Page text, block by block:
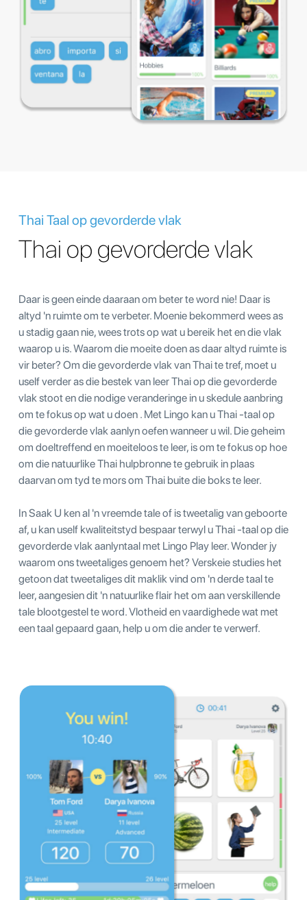
Thai Taal op gevorderde vlak
Thai op gevorderde vlak
Daar is geen einde daaraan om beter te word nie! Daar is
altyd 'n ruimte om te verbeter. Moenie bekommerd wees as
u stadig gaan nie, wees trots op wat u bereik het en die vlak
waarop u is. Waarom die moeite doen as daar altyd ruimte is
vir beter? Om die gevorderde vlak van Thai te tref, moet u
uself verder as die bestek van leer Thai op die gevorderde
vlak stoot en die nodige veranderinge in u skedule aanbring
om te fokus op wat u doen . Met Lingo kan u Thai -taal op
die gevorderde vlak aanlyn oefen wanneer u wil. Die geheim
om doeltreffend en moeiteloos te leer, is om te fokus op hoe
om die natuurlike Thai hulpbronne te gebruik in plaas
daarvan om tyd te mors om Thai buite die boks te leer.
In Saak U ken al 'n vreemde tale of is tweetalig van geboorte
af, u kan uself kwaliteitstyd bespaar terwyl u Thai -taal op die
gevorderde vlak aanlyntaal met Lingo Play leer. Wonder jy
waarom ons tweetaliges genoem het? Verskeie studies het
getoon dat tweetaliges dit maklik vind om 'n derde taal te
leer, aangesien dit 'n natuurlike flair het om aan verskillende
tale blootgestel te word. Vlotheid en vaardighede wat met
een taal gepaard gaan, help u om die ander te verwerf.